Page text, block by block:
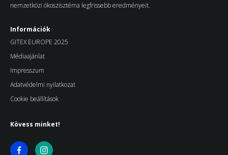
nemzetközi ökoszisztéma legfrissebb eredményeit.
Információk
GITEX EUROPE 2025
Médiaajánlat
Impresszum
Adatvédelmi nyilatkozat
Cookie beállítások
Kövess minket!